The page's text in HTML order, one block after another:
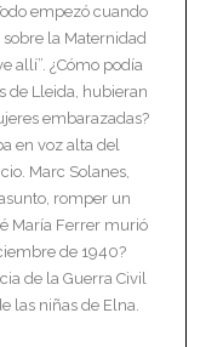
empezó cuando
la Maternidad
allí”. ¿Cómo podía
de Lleida, hubieran
embarazadas?
en voz alta del
Marc Solanes,
romper un
María Ferrer murió
de 1940?
de la Guerra Civil
las niñas de Elna.